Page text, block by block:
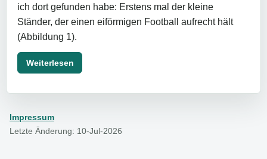
ich dort gefunden habe: Erstens mal der kleine
Ständer, der einen eiförmigen Football aufrecht hält
(Abbildung 1).
Weiterlesen
Impressum
Letzte Änderung: 10-Jul-2026